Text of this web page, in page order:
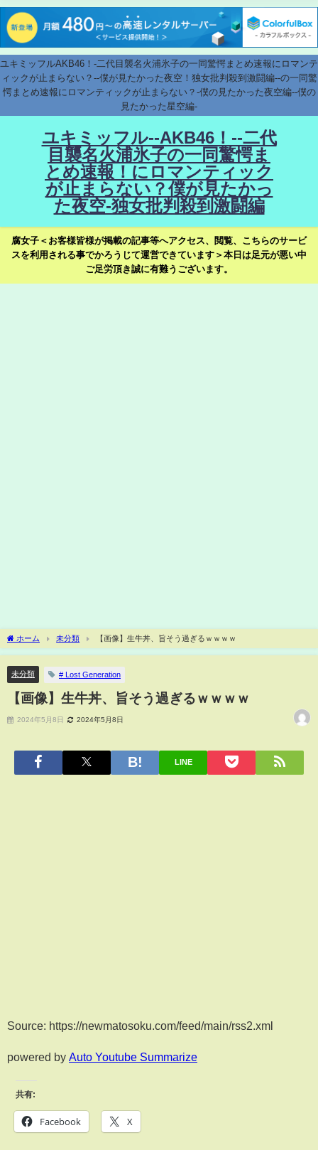
ユキミッフルAKB46！-二代目襲名火浦氷子の一同驚愕まとめ速報にロマンテ
ィックが止まらない？--僕が見たかった夜空！独女批判殺到激闘編--の一同驚
愕まとめ速報にロマンティックが止まらない？-僕の見たかった夜空編--僕の
見たかった星空編-
ユキミッフル--AKB46！--二代
目襲名火浦氷子の一同驚愕ま
とめ速報！にロマンティック
が止まらない？僕が見たかっ
た夜空-独女批判殺到激闘編
腐女子＜お客様皆様が掲載の記事等へアクセス、閲覧、こちらのサービ
スを利用される事でかろうじて運営できています＞本日は足元が悪い中
ご足労頂き誠に有難うございます。
ホーム 未分類 【画像】生牛丼、旨そう過ぎるｗｗｗｗ
未分類 # Lost Generation
【画像】生牛丼、旨そう過ぎるｗｗｗｗ
2024年5月8日 2024年5月8日
LINE
Source: https://newmatosoku.com/feed/main/rss2.xml
powered by Auto Youtube Summarize
共有:
Facebook X